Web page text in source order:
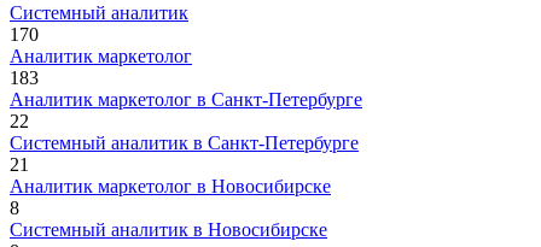
Системный аналитик
170
Аналитик маркетолог
183
Аналитик маркетолог в Санкт-Петербурге
22
Системный аналитик в Санкт-Петербурге
21
Аналитик маркетолог в Новосибирске
8
Системный аналитик в Новосибирске